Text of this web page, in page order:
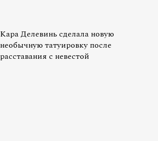
Кара Делевинь сделала новую
необычную татуировку после
расставания с невестой